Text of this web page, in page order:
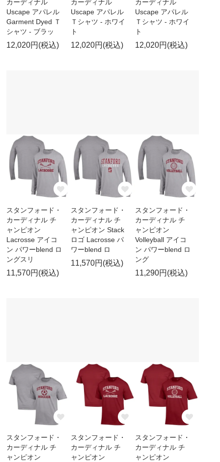
カーディナル
Uscape アパレル
Garment Dyed Ｔ
シャツ - ブラッ
12,020円(税込)
カーディナル
Uscape アパレル
Ｔシャツ - ホワイ
ト
12,020円(税込)
カーディナル
Uscape アパレル
Ｔシャツ - ホワイ
ト
12,020円(税込)
スタンフォード・
カーディナル チ
ャンピオン
Lacrosse アイコ
ン パワーblend ロ
ングスリ
11,570円(税込)
スタンフォード・
カーディナル チ
ャンピオン Stack
ロゴ Lacrosse パ
ワーblend ロ
11,570円(税込)
スタンフォード・
カーディナル チ
ャンピオン
Volleyball アイコ
ン パワーblend ロ
ング
11,290円(税込)
スタンフォード・
カーディナル チ
ャンピオン
スタンフォード・
カーディナル チ
ャンピオン
スタンフォード・
カーディナル チ
ャンピオン